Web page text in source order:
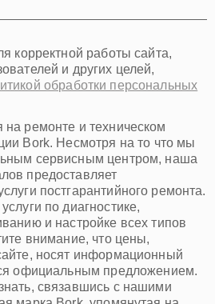
корректной работы сайта,
и других целей,
обработки персональных
ремонте и техническом
Bork. Несмотря на то что мы
сервисным центром, наша
предоставляет
постгарантийного ремонта.
по диагностике,
и настройке всех типов
внимание, что цены,
носят информационный
официальным предложением.
связавшись с нашими